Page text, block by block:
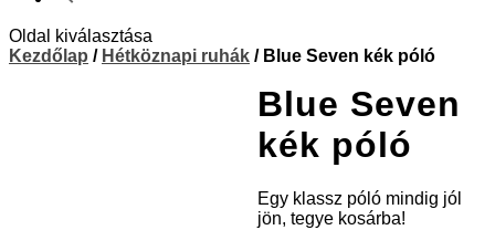
Oldal kiválasztása
Kezdőlap / Hétköznapi ruhák / Blue Seven kék póló
Blue Seven
kék póló
Egy klassz póló mindig jól
jön, tegye kosárba!